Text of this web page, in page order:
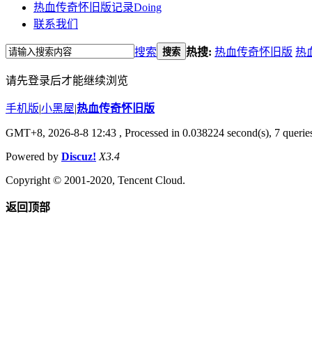
热血传奇怀旧版记录Doing
联系我们
搜索 搜索 热搜: 热血传奇怀旧版 热
请先登录后才能继续浏览
手机版|小黑屋|热血传奇怀旧版
GMT+8, 2026-8-8 12:43 , Processed in 0.038224 second(s), 7
Powered by Discuz! X3.4
Copyright © 2001-2020, Tencent Cloud.
返回顶部